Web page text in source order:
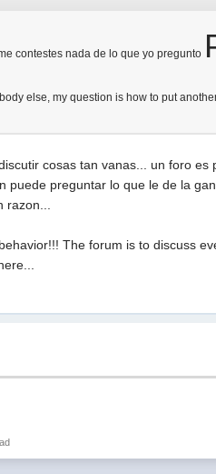
contestes nada de lo que yo pregunto
else, my question is how to put
cosas tan vanas... un foro
puede preguntar lo que le de la
razon...
The forum is to discuss